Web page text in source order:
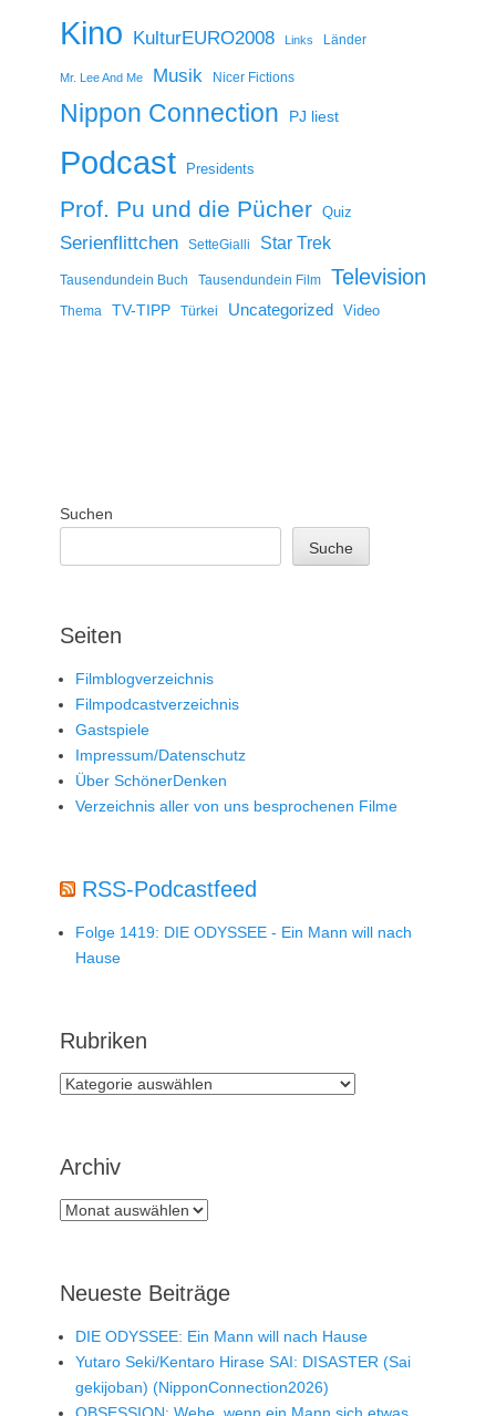
Kino KulturEURO2008 Links Länder
Mr. Lee And Me Musik Nicer Fictions
Nippon Connection PJ liest
Podcast Presidents
Prof. Pu und die Pücher Quiz
Serienflittchen SetteGialli Star Trek
Tausendundein Buch Tausendundein Film Television
Thema TV-TIPP Türkei Uncategorized Video
Suchen
Suche
Seiten
Filmblogverzeichnis
Filmpodcastverzeichnis
Gastspiele
Impressum/Datenschutz
Über SchönerDenken
Verzeichnis aller von uns besprochenen Filme
RSS-Podcastfeed
Folge 1419: DIE ODYSSEE - Ein Mann will nach
Hause
Rubriken
Rubriken
Archiv
Archiv
Neueste Beiträge
DIE ODYSSEE: Ein Mann will nach Hause
Yutaro Seki/Kentaro Hirase SAI: DISASTER (Sai
gekijoban) (NipponConnection2026)